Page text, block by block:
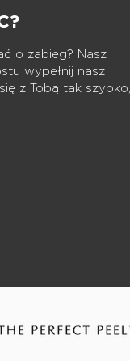
o zabieg? Nasz
wypełnij nasz
z Tobą tak szybko,